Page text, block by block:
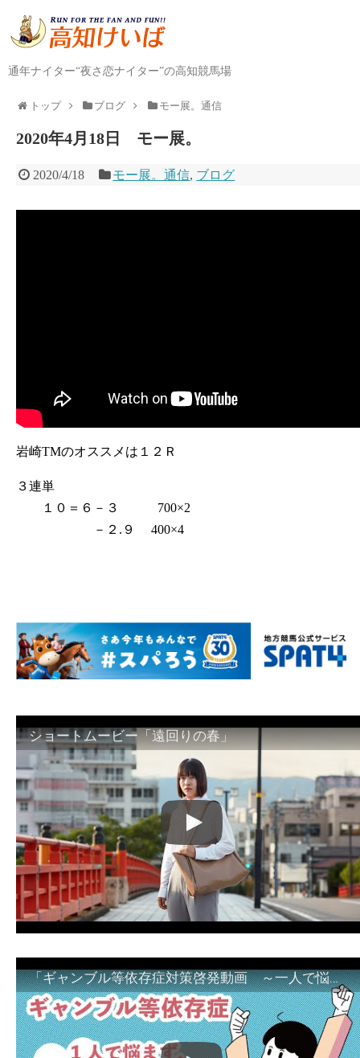
通年ナイター“夜さ恋ナイター”の高知競馬場
トップ ブログ モー展。通信
2020年4月18日 モー展。
2020/4/18 モー展。通信, ブログ
岩崎TMのオススメは１２Ｒ
３連単
１０＝６－３ 700×2
－２.９ 400×4
ショートムービー「遠回りの春」
「ギャンブル等依存症対策啓発動画 ～一人で悩まず、家族で悩まず、まず！相談機関へ～」